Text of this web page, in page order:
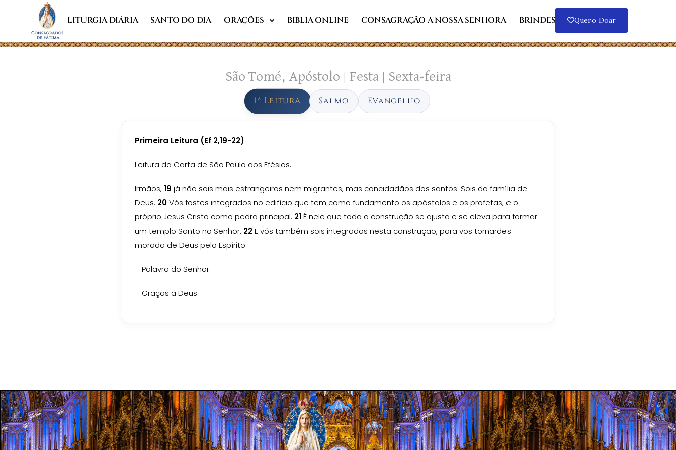
LITURGIA DIÁRIA SANTO DO DIA ORAÇÕES BIBLIA ONLINE CONSAGRAÇÃO A NOSSA SENHORA BRINDES Quero Doar
São Tomé, Apóstolo | Festa | Sexta-feira
1ª Leitura Salmo Evangelho
Primeira Leitura (Ef 2,19-22)
Leitura da Carta de São Paulo aos Efésios.
Irmãos, 19 já não sois mais estrangeiros nem migrantes, mas concidadãos dos santos. Sois da família de
Deus. 20Vós fostes integrados no edifício que tem como fundamento os apóstolos e os profetas, e o
próprio Jesus Cristo como pedra principal. 21É nele que toda a construção se ajusta e se eleva para formar
um templo Santo no Senhor. 22E vós também sois integrados nesta construção, para vos tornardes
morada de Deus pelo Espírito.
– Palavra do Senhor.
– Graças a Deus.